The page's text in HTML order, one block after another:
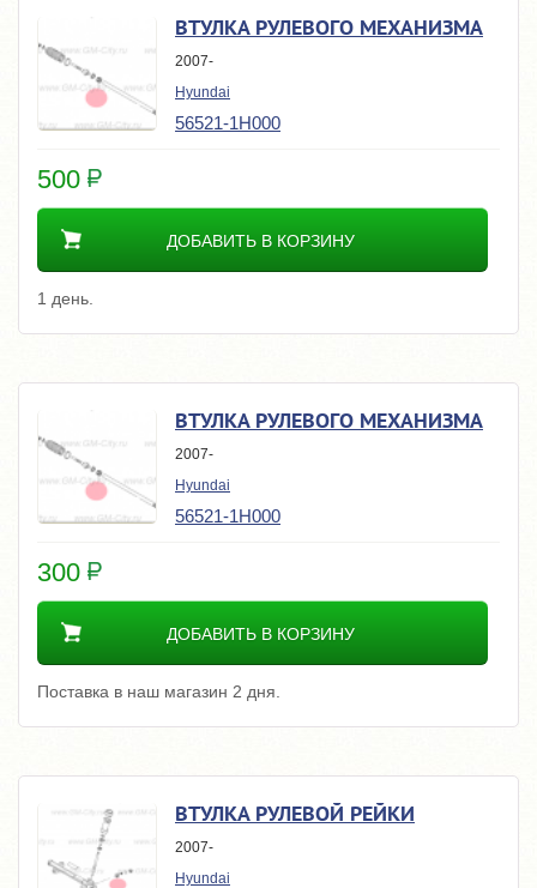
ВТУЛКА РУЛЕВОГО МЕХАНИЗМА
2007-
Hyundai
56521-1H000
500
ДОБАВИТЬ В КОРЗИНУ
1 день.
ВТУЛКА РУЛЕВОГО МЕХАНИЗМА
2007-
Hyundai
56521-1H000
300
ДОБАВИТЬ В КОРЗИНУ
Поставка в наш магазин 2 дня.
ВТУЛКА РУЛЕВОЙ РЕЙКИ
2007-
Hyundai